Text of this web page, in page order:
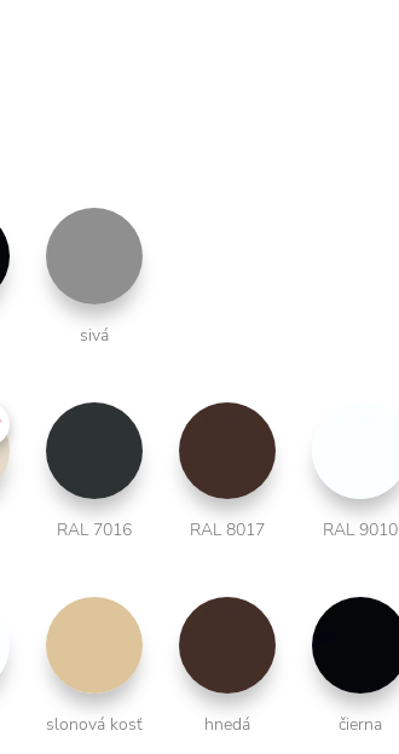
sivá
RAL 7016 RAL 8017 RAL 9010
slonová kosť hnedá čierna